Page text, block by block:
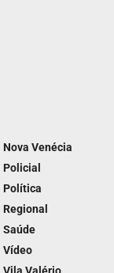
Nova Venécia
Policial
Política
Regional
Saúde
Vídeo
Vila Valério